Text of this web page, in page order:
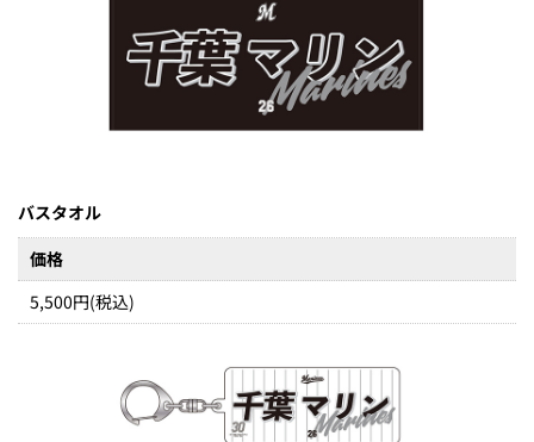
バスタオル
価格
5,500円(税込)